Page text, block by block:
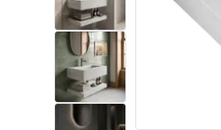
Смесители за баня
Душ панели